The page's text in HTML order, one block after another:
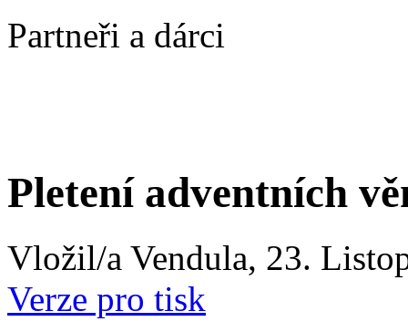
Partneři a dárci
Pletení adventních
Vložil/a Vendula, 23.
Verze pro tisk